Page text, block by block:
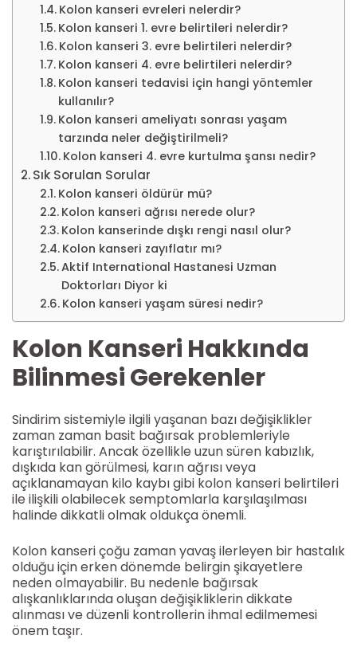
Kolon kanseri evreleri nelerdir?
Kolon kanseri 1. evre belirtileri nelerdir?
Kolon kanseri 3. evre belirtileri nelerdir?
Kolon kanseri 4. evre belirtileri nelerdir?
Kolon kanseri tedavisi için hangi yöntemler
kullanılır?
Kolon kanseri ameliyatı sonrası yaşam
tarzında neler değiştirilmeli?
Kolon kanseri 4. evre kurtulma şansı nedir?
Sık Sorulan Sorular
Kolon kanseri öldürür mü?
Kolon kanseri ağrısı nerede olur?
Kolon kanserinde dışkı rengi nasıl olur?
Kolon kanseri zayıflatır mı?
Aktif International Hastanesi Uzman
Doktorları Diyor ki
Kolon kanseri yaşam süresi nedir?
Kolon Kanseri Hakkında
Bilinmesi Gerekenler
Sindirim sistemiyle ilgili yaşanan bazı değişiklikler
zaman zaman basit bağırsak problemleriyle
karıştırılabilir. Ancak özellikle uzun süren kabızlık,
dışkıda kan görülmesi, karın ağrısı veya
açıklanamayan kilo kaybı gibi kolon kanseri belirtileri
ile ilişkili olabilecek semptomlarla karşılaşılması
halinde dikkatli olmak oldukça önemli.
Kolon kanseri çoğu zaman yavaş ilerleyen bir hastalık
olduğu için erken dönemde belirgin şikayetlere
neden olmayabilir. Bu nedenle bağırsak
alışkanlıklarında oluşan değişikliklerin dikkate
alınması ve düzenli kontrollerin ihmal edilmemesi
önem taşır.